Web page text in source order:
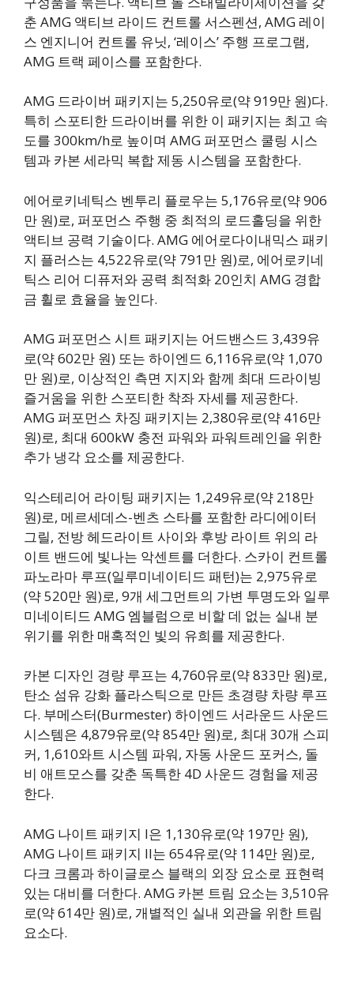
춘 AMG 액티브 라이드 컨트롤 서스펜션, AMG 레이
스 엔지니어 컨트롤 유닛, ‘레이스’ 주행 프로그램,
AMG 트랙 페이스를 포함한다.
AMG 드라이버 패키지는 5,250유로(약 919만 원)다.
특히 스포티한 드라이버를 위한 이 패키지는 최고 속
도를 300km/h로 높이며 AMG 퍼포먼스 쿨링 시스
템과 카본 세라믹 복합 제동 시스템을 포함한다.
에어로키네틱스 벤투리 플로우는 5,176유로(약 906
만 원)로, 퍼포먼스 주행 중 최적의 로드홀딩을 위한
액티브 공력 기술이다. AMG 에어로다이내믹스 패키
지 플러스는 4,522유로(약 791만 원)로, 에어로키네
틱스 리어 디퓨저와 공력 최적화 20인치 AMG 경합
금 휠로 효율을 높인다.
AMG 퍼포먼스 시트 패키지는 어드밴스드 3,439유
로(약 602만 원) 또는 하이엔드 6,116유로(약 1,070
만 원)로, 이상적인 측면 지지와 함께 최대 드라이빙
즐거움을 위한 스포티한 착좌 자세를 제공한다.
AMG 퍼포먼스 차징 패키지는 2,380유로(약 416만
원)로, 최대 600kW 충전 파워와 파워트레인을 위한
추가 냉각 요소를 제공한다.
익스테리어 라이팅 패키지는 1,249유로(약 218만
원)로, 메르세데스-벤츠 스타를 포함한 라디에이터
그릴, 전방 헤드라이트 사이와 후방 라이트 위의 라
이트 밴드에 빛나는 악센트를 더한다. 스카이 컨트롤
파노라마 루프(일루미네이티드 패턴)는 2,975유로
(약 520만 원)로, 9개 세그먼트의 가변 투명도와 일루
미네이티드 AMG 엠블럼으로 비할 데 없는 실내 분
위기를 위한 매혹적인 빛의 유희를 제공한다.
카본 디자인 경량 루프는 4,760유로(약 833만 원)로,
탄소 섬유 강화 플라스틱으로 만든 초경량 차량 루프
다. 부메스터(Burmester) 하이엔드 서라운드 사운드
시스템은 4,879유로(약 854만 원)로, 최대 30개 스피
커, 1,610와트 시스템 파워, 자동 사운드 포커스, 돌
비 애트모스를 갖춘 독특한 4D 사운드 경험을 제공
한다.
AMG 나이트 패키지 I은 1,130유로(약 197만 원),
AMG 나이트 패키지 II는 654유로(약 114만 원)로,
다크 크롬과 하이글로스 블랙의 외장 요소로 표현력
있는 대비를 더한다. AMG 카본 트림 요소는 3,510유
로(약 614만 원)로, 개별적인 실내 외관을 위한 트림
요소다.